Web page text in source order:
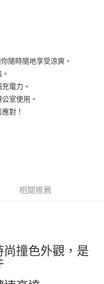
費
隨時隨地享受涼爽。
電力。
室使用。
對！
相關推薦
撞色外觀，是